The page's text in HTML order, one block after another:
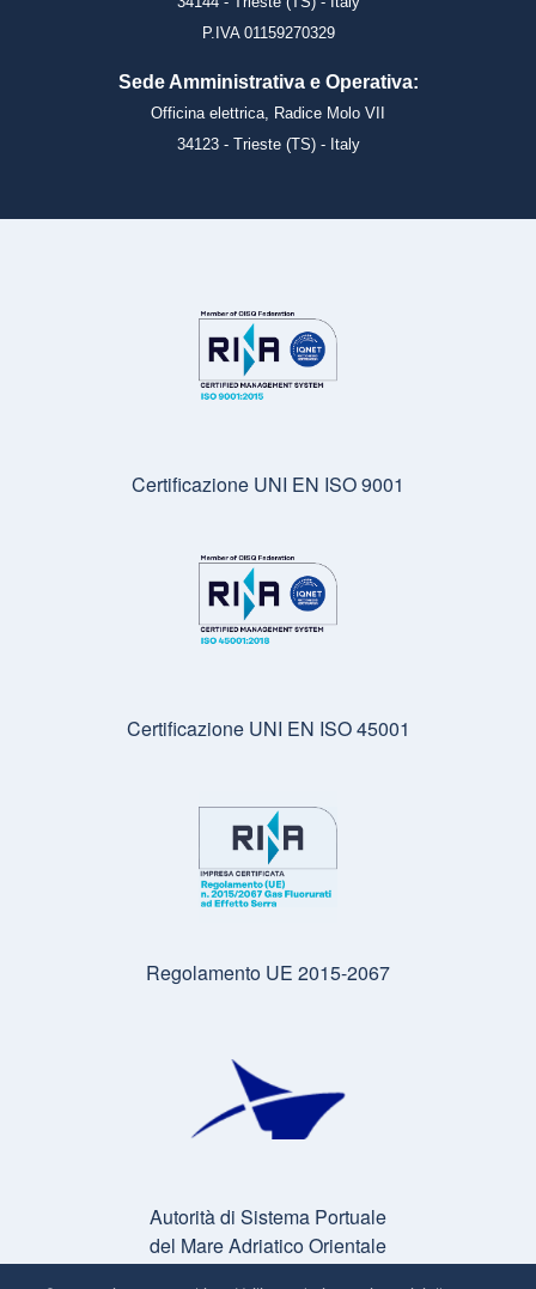
P.IVA 01159270329
Sede Amministrativa e Operativa:
Officina elettrica, Radice Molo VII
34123 - Trieste (TS) - Italy
Certificazione UNI EN ISO 9001
Certificazione UNI EN ISO 45001
Regolamento UE 2015-2067
Autorità di Sistema Portuale
del Mare Adriatico Orientale